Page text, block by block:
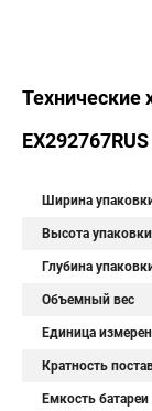
Технические
EX292767RUS
Ширина
Высота упаковки
Глубина
Объемный вес
Единица
Кратность
Емкость батареи